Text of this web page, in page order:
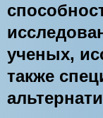
ученых,
также